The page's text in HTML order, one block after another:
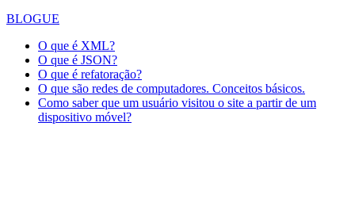
BLOGUE
O que é XML?
O que é JSON?
O que é refatoração?
O que são redes de computadores. Conceitos básicos.
Como saber que um usuário visitou o site a partir de um
dispositivo móvel?